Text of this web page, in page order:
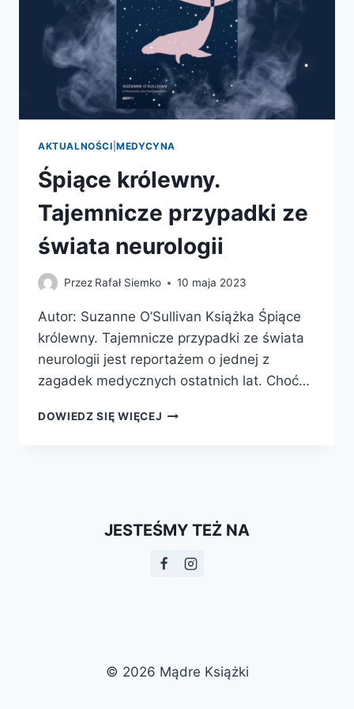
AKTUALNOŚCI |MEDYCYNA
Śpiące królewny.
Tajemnicze przypadki ze
świata neurologii
Przez Rafał Siemko 10 maja 2023
Autor: Suzanne O’Sullivan Książka Śpiące
królewny. Tajemnicze przypadki ze świata
neurologii jest reportażem o jednej z
zagadek medycznych ostatnich lat. Choć…
DOWIEDZ SIĘ WIĘCEJ ŚPIĄCE
JESTEŚMY TEŻ NA
© 2026 Mądre Książki